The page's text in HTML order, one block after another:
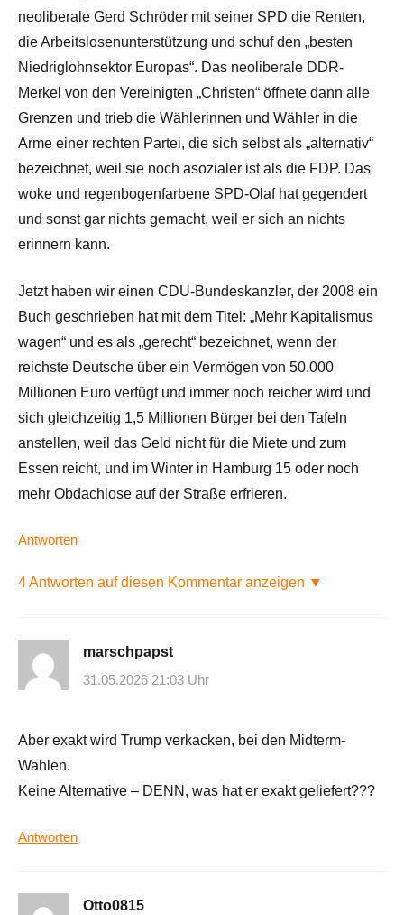
neoliberale Gerd Schröder mit seiner SPD die Renten,
die Arbeitslosenunterstützung und schuf den „besten
Niedriglohnsektor Europas“. Das neoliberale DDR-
Merkel von den Vereinigten „Christen“ öffnete dann alle
Grenzen und trieb die Wählerinnen und Wähler in die
Arme einer rechten Partei, die sich selbst als „alternativ“
bezeichnet, weil sie noch asozialer ist als die FDP. Das
woke und regenbogenfarbene SPD-Olaf hat gegendert
und sonst gar nichts gemacht, weil er sich an nichts
erinnern kann.
Jetzt haben wir einen CDU-Bundeskanzler, der 2008 ein
Buch geschrieben hat mit dem Titel: „Mehr Kapitalismus
wagen“ und es als „gerecht“ bezeichnet, wenn der
reichste Deutsche über ein Vermögen von 50.000
Millionen Euro verfügt und immer noch reicher wird und
sich gleichzeitig 1,5 Millionen Bürger bei den Tafeln
anstellen, weil das Geld nicht für die Miete und zum
Essen reicht, und im Winter in Hamburg 15 oder noch
mehr Obdachlose auf der Straße erfrieren.
Antworten
4 Antworten auf diesen Kommentar anzeigen ▼
marschpapst
31.05.2026 21:03 Uhr
Aber exakt wird Trump verkacken, bei den Midterm-
Wahlen.
Keine Alternative – DENN, was hat er exakt geliefert???
Antworten
Otto0815